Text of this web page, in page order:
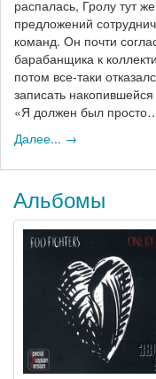
распалась, Гролу тут
предложений
команд. Он почти
барабанщика к
потом все-таки
записать
«Я должен был
Далее... →
Альбомы